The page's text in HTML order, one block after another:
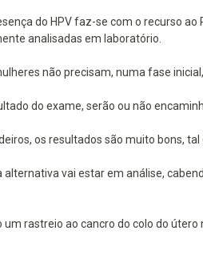
do HPV faz-se com o recurso
analisadas em laboratório.
não precisam, numa fase inicial,
do exame, serão ou não
os resultados são muito bons, tal
vai estar em análise,
rastreio ao cancro do colo do útero